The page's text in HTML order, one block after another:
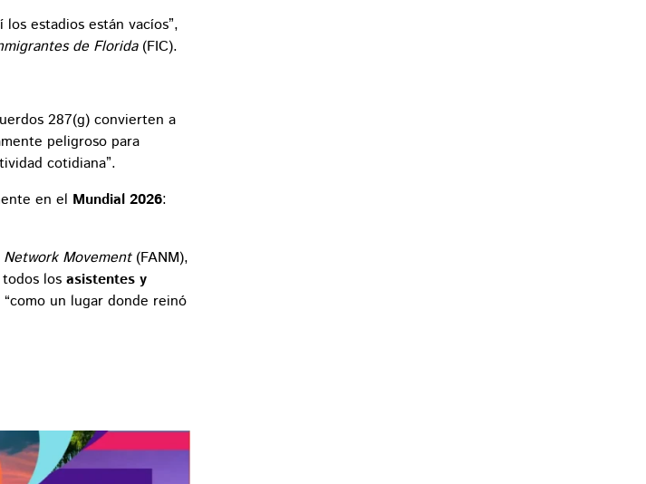
estadios están vacíos”,
de Florida(FIC).
287(g) convierten a
peligroso para
cotidiana”.
en el Mundial 2026:
Movement (FANM),
los asistentes y
un lugar donde reinó